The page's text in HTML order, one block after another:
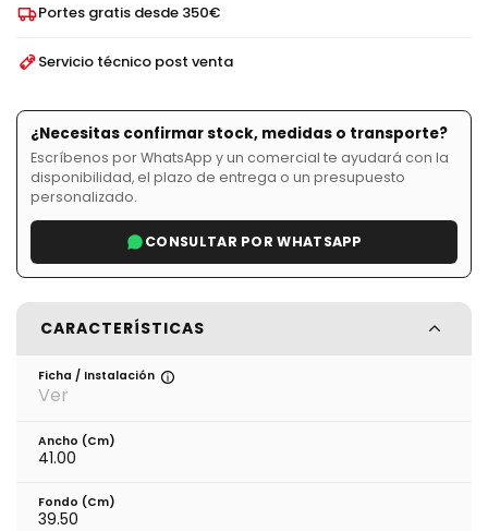
Portes gratis desde 350€
Servicio técnico post venta
¿Necesitas confirmar stock, medidas o transporte?
Escríbenos por WhatsApp y un comercial te ayudará con la
disponibilidad, el plazo de entrega o un presupuesto
personalizado.
CONSULTAR POR WHATSAPP
CARACTERÍSTICAS
Ficha / Instalación
Ver
Ancho (cm)
41.00
Fondo (cm)
39.50